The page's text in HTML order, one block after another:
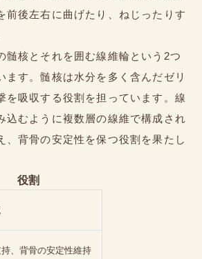
前後左右に曲げたり、ねじったりす
髄核とそれを囲む線維輪という2つ
ます。髄核は水分を多く含んだゼリ
を吸収する役割を担っています。線
込むように複数層の線維で構成され
、背骨の安定性を保つ役割を果たし
役割
、背骨の安定性維持